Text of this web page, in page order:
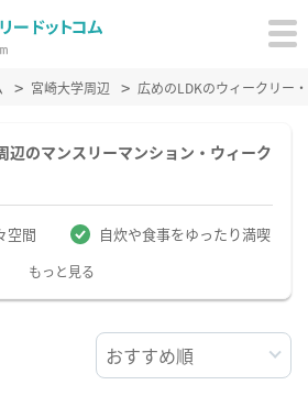
宮崎大学周辺 広めのLDKのウィークリー
辺のマンスリーマンション・ウィーク
空間 自炊や食事をゆったり満喫
もっと見る